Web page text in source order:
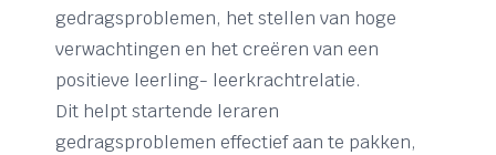
gedragsproblemen, het stellen van hoge
verwachtingen en het creëren van een
positieve leerling- leerkrachtrelatie.
Dit helpt startende leraren
gedragsproblemen effectief aan te pakken,